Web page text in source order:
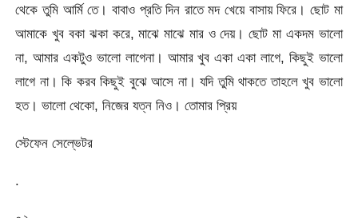
থেকে তুমি আর্মি তে। বাবাও প্রতি দিন রাতে মদ খেয়ে বাসায় ফিরে। ছোট মা
আমাকে খুব বকা ঝকা করে, মাঝে মাঝে মার ও দেয়। ছোট মা একদম ভালো
না, আমার একটুও ভালো লাগেনা। আমার খুব একা একা লাগে, কিছুই ভালো
লাগে না। কি করব কিছুই বুঝে আসে না। যদি তুমি থাকতে তাহলে খুব ভালো
হত। ভালো থেকো, নিজের যত্ন নিও। তোমার প্রিয়
স্টেফেন সেল্ভেটর
.